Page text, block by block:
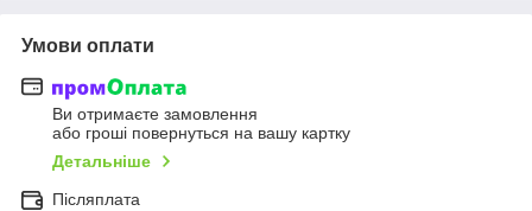
Умови оплати
Ви отримаєте замовлення
або гроші повернуться на вашу картку
Детальніше
Післяплата